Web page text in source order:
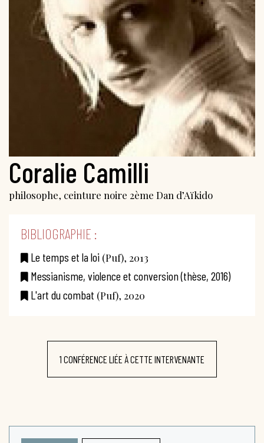
Coralie Camilli
philosophe, ceinture noire 2ème Dan d’Aïkido
BIBLIOGRAPHIE :
Le temps et la loi (Puf), 2013
Messianisme, violence et conversion (thèse, 2016)
L'art du combat (Puf), 2020
1 CONFÉRENCE LIÉE À CETTE INTERVENANTE